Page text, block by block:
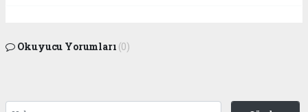
Okuyucu Yorumları (0)